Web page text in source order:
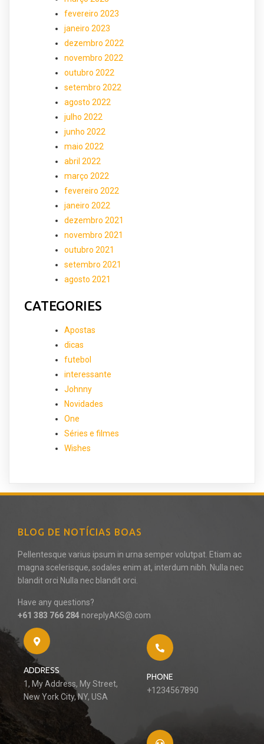
fevereiro 2023
janeiro 2023
dezembro 2022
novembro 2022
outubro 2022
setembro 2022
agosto 2022
julho 2022
junho 2022
maio 2022
abril 2022
março 2022
fevereiro 2022
janeiro 2022
dezembro 2021
novembro 2021
outubro 2021
setembro 2021
agosto 2021
CATEGORIES
Apostas
dicas
futebol
interessante
Johnny
Novidades
One
Séries e filmes
Wishes
BLOG DE NOTÍCIAS BOAS
Pellentesque varius ipsum in urna semper volutpat. Etiam ac
magna scelerisque, sodales enim at, interdum nibh. Nulla nec
blandit orci Nulla nec blandit orci.
Have any questions?
+61 383 766 284 noreplyAKS@.com
ADDRESS
1, My Address, My Street,
New York City, NY, USA
PHONE
+1234567890